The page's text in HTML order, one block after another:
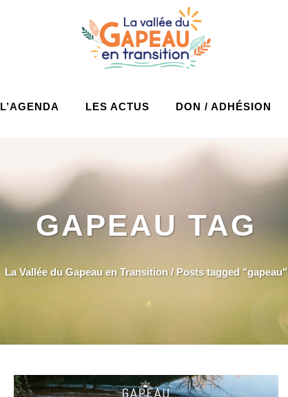
L’AGENDA LES ACTUS DON / ADHÉSION
GAPEAU TAG
La Vallée du Gapeau en Transition/ Posts tagged "gapeau"